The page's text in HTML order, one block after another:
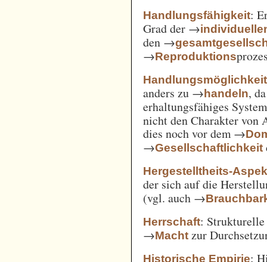
Handlungsfähigkeit:
Grad der →
den →
→Reproduktions
Handlungsmöglichkeit
anders zu →handeln,
erhaltungsfähiges
nicht den Charakter von
dies noch vor dem →
→Gesellschaftlichkeit
Hergestelltheits-
der sich auf die
(vgl. auch →
Herrschaft: Strukturelle
→Macht zur
Historische Empirie: